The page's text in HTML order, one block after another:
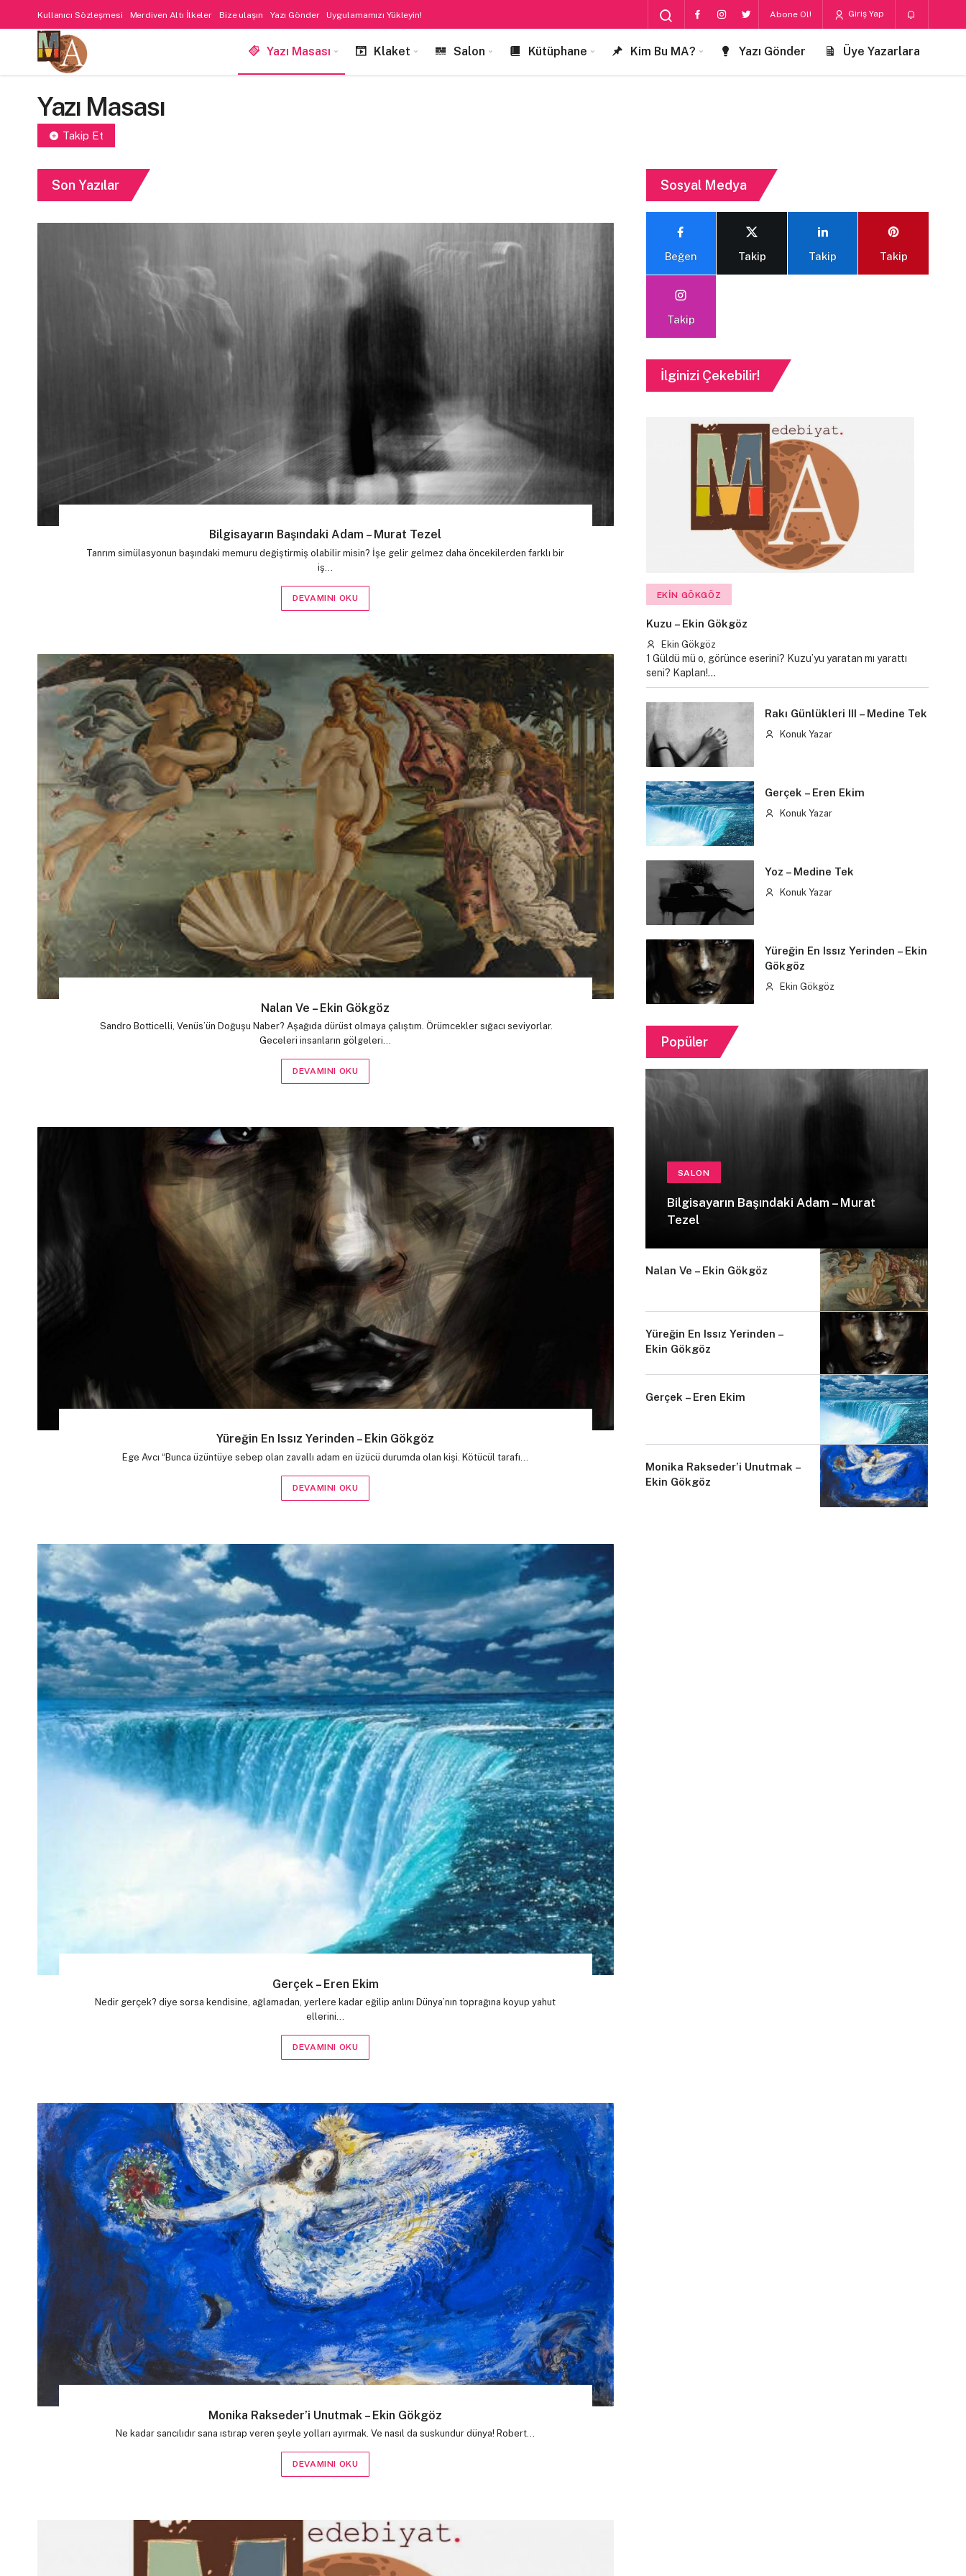
Kullanıcı Sözleşmesi Merdiven Altı İlkeler Bize ulaşın Yazı Gönder Uygulamamızı Yükleyin! Abone Ol! Giriş Yap
Yazı Masası Klaket Salon Kütüphane Kim Bu MA? Yazı Gönder Üye Yazarlara
Yazı Masası
Takip Et
Son Yazılar
Bilgisayarın Başındaki Adam – Murat Tezel
Tanrım simülasyonun başındaki memuru değiştirmiş olabilir misin? İşe gelir gelmez daha öncekilerden farklı bir
iş…
DEVAMINI OKU
Nalan Ve – Ekin Gökgöz
Sandro Botticelli, Venüs’ün Doğuşu Naber? Aşağıda dürüst olmaya çalıştım. Örümcekler sığacı seviyorlar.
Geceleri insanların gölgeleri…
DEVAMINI OKU
Yüreğin En Issız Yerinden – Ekin Gökgöz
Ege Avcı “Bunca üzüntüye sebep olan zavallı adam en üzücü durumda olan kişi. Kötücül tarafı…
DEVAMINI OKU
Gerçek – Eren Ekim
Nedir gerçek? diye sorsa kendisine, ağlamadan, yerlere kadar eğilip anlını Dünya’nın toprağına koyup yahut
ellerini…
DEVAMINI OKU
Monika Rakseder’i Unutmak – Ekin Gökgöz
Ne kadar sancılıdır sana ıstırap veren şeyle yolları ayırmak. Ve nasıl da suskundur dünya! Robert…
DEVAMINI OKU
Sosyal Medya
Beğen Takip Takip Takip
Takip
İlginizi Çekebilir!
EKIN GÖKGÖZ
Kuzu – Ekin Gökgöz
Ekin Gökgöz
1 Güldü mü o, görünce eserini? Kuzu’yu yaratan mı yarattı
seni? Kaplan!…
Rakı Günlükleri III – Medine Tek
Konuk Yazar
Gerçek – Eren Ekim
Konuk Yazar
Yoz – Medine Tek
Konuk Yazar
Yüreğin En Issız Yerinden – Ekin
Gökgöz
Ekin Gökgöz
Popüler
SALON
Bilgisayarın Başındaki Adam – Murat
Tezel
Nalan Ve – Ekin Gökgöz
Yüreğin En Issız Yerinden –
Ekin Gökgöz
Gerçek – Eren Ekim
Monika Rakseder’i Unutmak –
Ekin Gökgöz